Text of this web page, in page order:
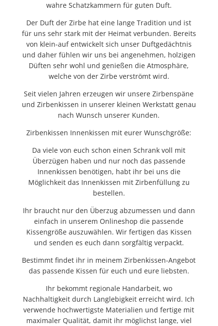
wahre Schatzkammern für guten Duft.
Der Duft der Zirbe hat eine lange Tradition und ist
für uns sehr stark mit der Heimat verbunden. Bereits
von klein-auf entwickelt sich unser Duftgedächtnis
und daher fühlen wir uns bei angenehmen, holzigen
Düften sehr wohl und genießen die Atmosphäre,
welche von der Zirbe verströmt wird.
Seit vielen Jahren erzeugen wir unsere Zirbenspäne
und Zirbenkissen in unserer kleinen Werkstatt genau
nach Wunsch unserer Kunden.
Zirbenkissen Innenkissen mit eurer Wunschgröße:
Da viele von euch schon einen Schrank voll mit
Überzügen haben und nur noch das passende
Innenkissen benötigen, habt ihr bei uns die
Möglichkeit das Innenkissen mit Zirbenfüllung zu
bestellen.
Ihr braucht nur den Überzug abzumessen und dann
einfach in unserem Onlineshop die passende
Kissengröße auszuwählen. Wir fertigen das Kissen
und senden es euch dann sorgfältig verpackt.
Bestimmt findet ihr in meinem Zirbenkissen-Angebot
das passende Kissen für euch und eure liebsten.
Ihr bekommt regionale Handarbeit, wo
Nachhaltigkeit durch Langlebigkeit erreicht wird. Ich
verwende hochwertigste Materialien und fertige mit
maximaler Qualität, damit ihr möglichst lange, viel